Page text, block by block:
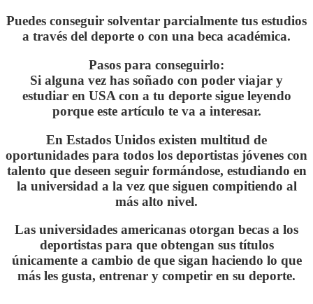
Puedes conseguir solventar parcialmente tus estudios
a través del deporte o con una beca académica.
Pasos para conseguirlo:
Si alguna vez has soñado con poder viajar y
estudiar en USA con a tu deporte sigue leyendo
porque este artículo te va a interesar.
En Estados Unidos existen multitud de
oportunidades para todos los deportistas jóvenes con
talento que deseen seguir formándose, estudiando en
la universidad a la vez que siguen compitiendo al
más alto nivel.
Las universidades americanas otorgan becas a los
deportistas para que obtengan sus títulos
únicamente a cambio de que sigan haciendo lo que
más les gusta, entrenar y competir en su deporte.